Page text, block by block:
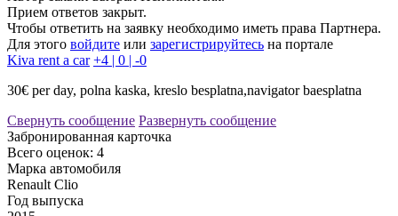
Прием ответов закрыт.
Чтобы ответить на заявку необходимо иметь права Партнера.
Для этого войдите или зарегистрируйтесь на портале
Kiva rent a car +4 | 0 | -0
30€ per day, polna kaska, kreslo besplatna,navigator baesplatna
Свернуть сообщение Развернуть сообщение
Забронированная карточка
Всего оценок: 4
Марка автомобиля
Renault Clio
Год выпуска